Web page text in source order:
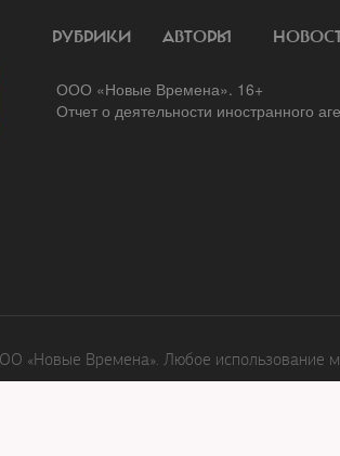
РУБРИКИ АВТОРЫ
ООО «Новые Времена». 16+
Отчет о деятельности иностранного
Времена». Любое использование